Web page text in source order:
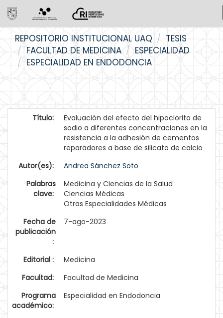
navigation
REPOSITORIO INSTITUCIONAL UAQ
TESIS
FACULTAD DE MEDICINA
ESPECIALIDAD
ESPECIALIDAD EN ENDODONCIA
Título:
Evaluación del efecto del hipoclorito de
sodio a diferentes concentraciones en la
resistencia a la adhesión de cementos
reparadores a base de silicato de calcio
Autor(es):
Andrea Sánchez Soto
Palabras
clave:
Medicina y Ciencias de la Salud
Ciencias Médicas
Otras Especialidades Médicas
Fecha de
publicación
:
7-ago-2023
Editorial :
Medicina
Facultad:
Facultad de Medicina
Programa
académico:
Especialidad en Endodoncia